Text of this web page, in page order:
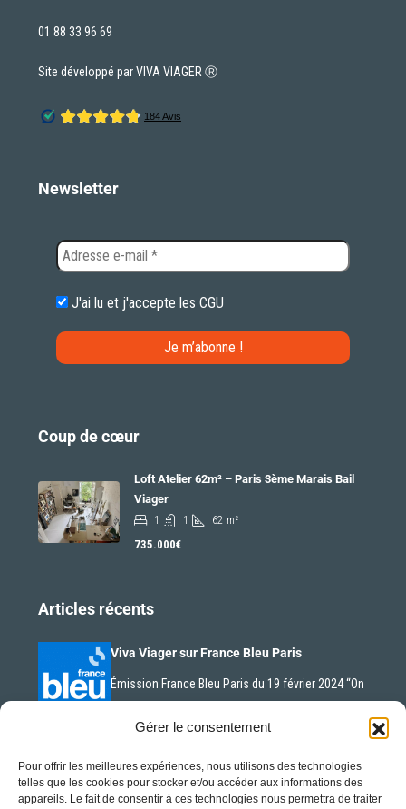
Gérer le consentement
Pour offrir les meilleures expériences, nous utilisons des technologies
telles que les cookies pour stocker et/ou accéder aux informations des
appareils. Le fait de consentir à ces technologies nous permettra de traiter
01 88 33 96 69
Site développé par VIVA VIAGER Ⓡ
Newsletter
J'ai lu et j'accepte les CGU
Coup de cœur
Loft Atelier 62m² – Paris 3ème Marais Bail
Viager
1 1 62 m²
735.000€
Articles récents
Viva Viager sur France Bleu Paris
Émission France Bleu Paris du 19 février 2024 “On
La nue-propriété en plein essor
La nue-propriété est un concept d’investissement